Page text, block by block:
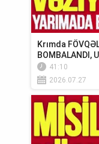
Krımda
BOMBALANDI,
41:10
2026.07.27